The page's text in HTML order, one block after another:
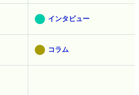
インタビュー
コラム